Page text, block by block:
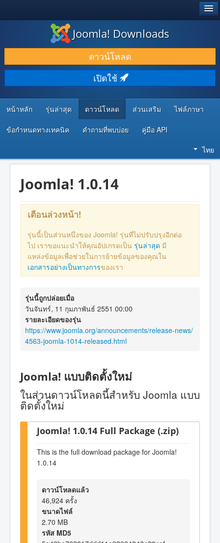
ดาวน์โหลด & ส่วนเสริม
ค้นคว้า & เรียนรู้
ชุมชน & สนับสนุน
ทรัพยากรสำหรับนักพัฒนา
Joomla! Downloads
ดาวน์โหลด
เปิดใช้
หน้าหลัก รุ่นล่าสุด ดาวน์โหลด ส่วนเสริม ไฟล์ภาษา
ข้อกำหนดทางเทคนิค คำถามที่พบบ่อย คู่มือ API
ไทย
Joomla! 1.0.14
เตือนล่วงหน้า!
รุ่นนี้เป็นส่วนหนึ่งของ Joomla! รุ่นที่ไม่ปรับปรุงอีกต่อ
ไป เราขอแนะนำให้คุณอัปเกรดเป็น รุ่นล่าสุด มี
แหล่งข้อมูลเพื่อช่วยในการย้ายข้อมูลของคุณใน
เอกสารอย่างเป็นทางการของเรา
รุ่นนี้ถูกปล่อยเมื่อ
วันจันทร์, 11 กุมภาพันธ์ 2551 00:00
รายละเอียดของรุ่น
https://www.joomla.org/announcements/release-news/
4563-joomla-1014-released.html
Joomla! แบบติดตั้งใหม่
ในส่วนดาวน์โหลดนี้สำหรับ Joomla แบบ
ติดตั้งใหม่
Joomla! 1.0.14 Full Package (.zip)
This is the full download package for Joomla!
1.0.14
ดาวน์โหลดแล้ว
46,924 ครั้ง
ขนาดไฟล์
2.70 MB
รหัส MD5